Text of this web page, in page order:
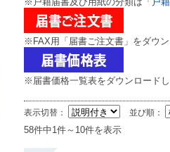
※FAX用「届書ご注文書」をダウ
※届書価格一覧表をダウンロード
表示切替： 並び順：
58件中1件～10件を表示
リピート注文に便利です！お気に入り商